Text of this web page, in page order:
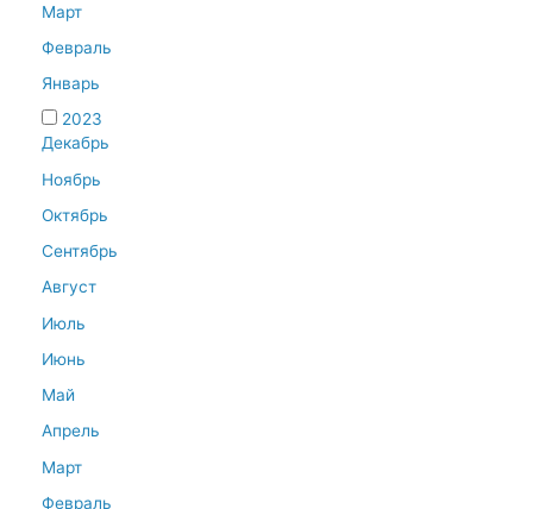
Март
Февраль
Январь
2023
Декабрь
Ноябрь
Октябрь
Сентябрь
Август
Июль
Июнь
Май
Апрель
Март
Февраль